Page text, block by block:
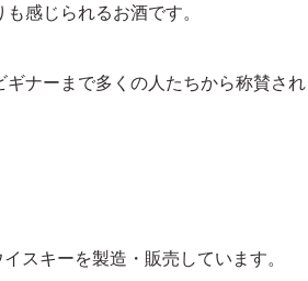
感じられるお酒です。
ナーまで多くの人たちから称賛さ
スキーを製造・販売しています。